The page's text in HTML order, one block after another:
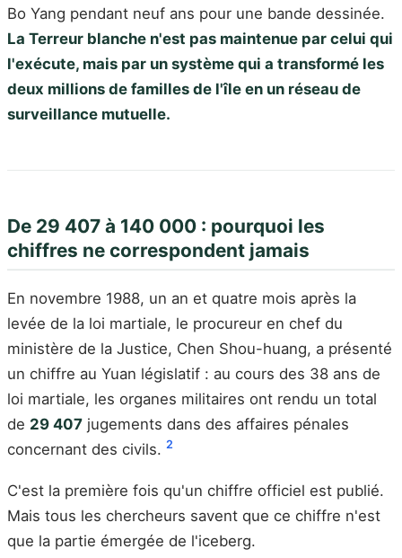
Bo Yang pendant neuf ans pour une bande dessinée.
La Terreur blanche n'est pas maintenue par celui qui
l'exécute, mais par un système qui a transformé les
deux millions de familles de l'île en un réseau de
surveillance mutuelle.
De 29 407 à 140 000 : pourquoi les
chiffres ne correspondent jamais
En novembre 1988, un an et quatre mois après la
levée de la loi martiale, le procureur en chef du
ministère de la Justice, Chen Shou-huang, a présenté
un chiffre au Yuan législatif : au cours des 38 ans de
loi martiale, les organes militaires ont rendu un total
de 29 407 jugements dans des affaires pénales
concernant des civils. 2
C'est la première fois qu'un chiffre officiel est publié.
Mais tous les chercheurs savent que ce chiffre n'est
que la partie émergée de l'iceberg.